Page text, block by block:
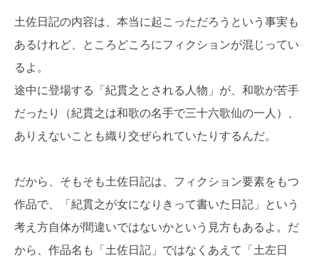
土佐日記の内容は、本当に起こっただろうという事実も
あるけれど、ところどころにフィクションが混じってい
るよ。
途中に登場する「紀貫之とされる人物」が、和歌が苦手
だったり（紀貫之は和歌の名手で三十六歌仙の一人）、
ありえないことも織り交ぜられていたりするんだ。
だから、そもそも土佐日記は、フィクション要素をもつ
作品で、「紀貫之が女になりきって書いた日記」という
考え方自体が間違いではないかという見方もあるよ。だ
から、作品名も「土佐日記」ではなくあえて「土左日